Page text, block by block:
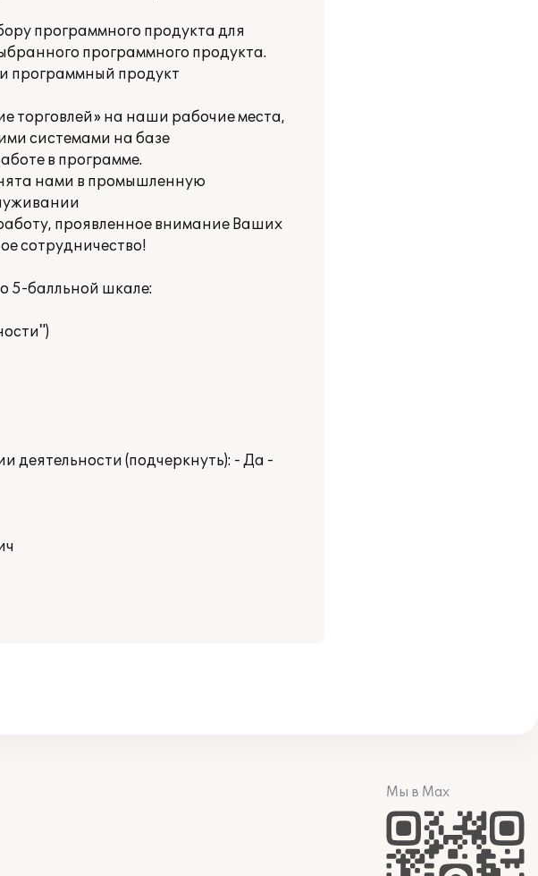
программного продукта для
программного продукта.
программный продукт
торговлей» на наши рабочие места,
системами на базе
в программе.
нами в промышленную
проявленное внимание Ваших
сотрудничество!
5-балльной шкале:
деятельности (подчеркнуть): - Да -
Мы в Max